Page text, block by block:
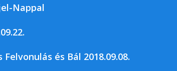
Nappal
a Csemői Községi Könyvtár és...
és Bál 2018.09.08.